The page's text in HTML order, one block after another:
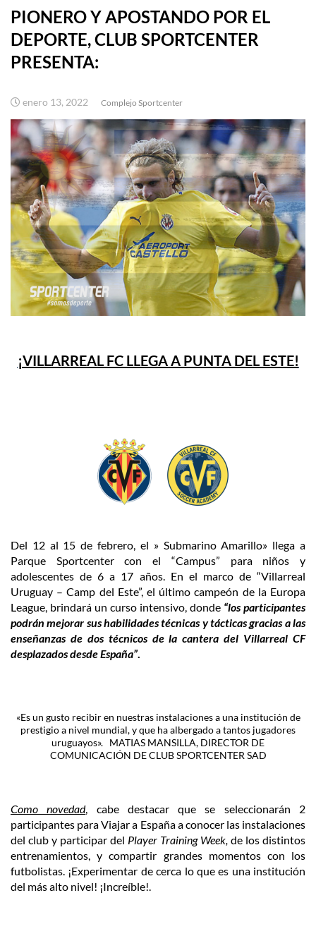
PIONERO Y APOSTANDO POR EL
DEPORTE, CLUB SPORTCENTER
PRESENTA:
enero 13, 2022 Complejo Sportcenter
¡VILLARREAL FC LLEGA A PUNTA DEL ESTE!
Del 12 al 15 de febrero, el » Submarino Amarillo» llega a
Parque Sportcenter con el “Campus” para niños y
adolescentes de 6 a 17 años. En el marco de “Villarreal
Uruguay – Camp del Este”, el último campeón de la Europa
League, brindará un curso intensivo, donde “los participantes
podrán mejorar sus habilidades técnicas y tácticas gracias a las
enseñanzas de dos técnicos de la cantera del Villarreal CF
desplazados desde España”.
«Es un gusto recibir en nuestras instalaciones a una institución de
prestigio a nivel mundial, y que ha albergado a tantos jugadores
uruguayos». MATIAS MANSILLA, DIRECTOR DE
COMUNICACIÓN DE CLUB SPORTCENTER SAD
Como novedad, cabe destacar que se seleccionarán 2
participantes para Viajar a España a conocer las instalaciones
del club y participar del Player Training Week, de los distintos
entrenamientos, y compartir grandes momentos con los
futbolistas. ¡Experimentar de cerca lo que es una institución
del más alto nivel! ¡Increíble!.